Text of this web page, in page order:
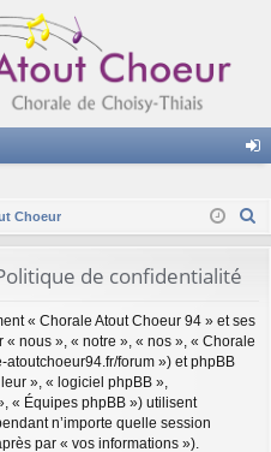
ne
Choeur
de confidentialité
« Chorale Atout Choeur 94 » et ses
nous », « notre », « nos », « Chorale
forum ») et phpBB
», « logiciel phpBB »,
« Équipes phpBB ») utilisent
n’importe quelle session
par « vos informations »).